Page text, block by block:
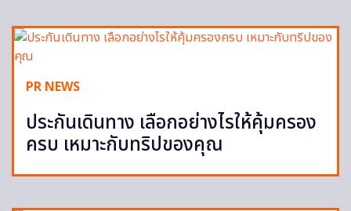
PR NEWS
ประกันเดินทาง เลือกอย่างไรให้คุ้มครอง
ครบ เหมาะกับทริปของคุณ